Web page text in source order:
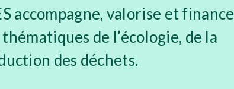
accompagne, valorise et finance
de l’écologie, de la
des déchets.